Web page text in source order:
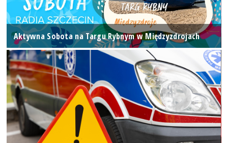
Aktywna Sobota na Targu Rybnym w Międzyzdrojach